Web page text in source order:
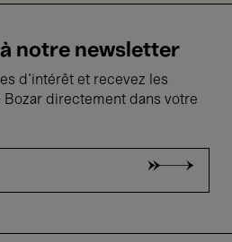
notre newsletter
d'intérêt et recevez les
directement dans votre